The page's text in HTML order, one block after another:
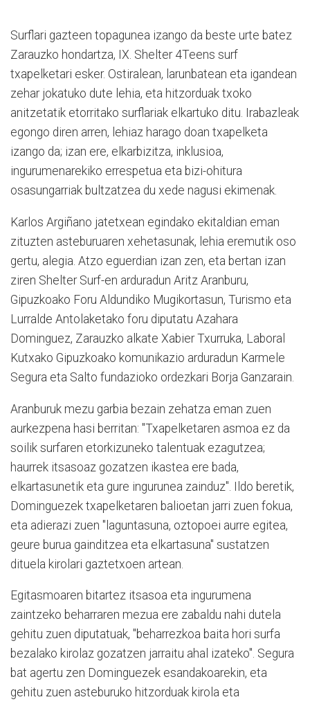
Surflari gazteen topagunea izango da beste urte batez
Zarauzko hondartza, IX. Shelter 4Teens surf
txapelketari esker. Ostiralean, larunbatean eta igandean
zehar jokatuko dute lehia, eta hitzorduak txoko
anitzetatik etorritako surflariak elkartuko ditu. Irabazleak
egongo diren arren, lehiaz harago doan txapelketa
izango da; izan ere, elkarbizitza, inklusioa,
ingurumenarekiko errespetua eta bizi-ohitura
osasungarriak bultzatzea du xede nagusi ekimenak.
Karlos Argiñano jatetxean egindako ekitaldian eman
zituzten asteburuaren xehetasunak, lehia eremutik oso
gertu, alegia. Atzo eguerdian izan zen, eta bertan izan
ziren Shelter Surf-en arduradun Aritz Aranburu,
Gipuzkoako Foru Aldundiko Mugikortasun, Turismo eta
Lurralde Antolaketako foru diputatu Azahara
Dominguez, Zarauzko alkate Xabier Txurruka, Laboral
Kutxako Gipuzkoako komunikazio arduradun Karmele
Segura eta Salto fundazioko ordezkari Borja Ganzarain.
Aranburuk mezu garbia bezain zehatza eman zuen
aurkezpena hasi berritan: "Txapelketaren asmoa ez da
soilik surfaren etorkizuneko talentuak ezagutzea;
haurrek itsasoaz gozatzen ikastea ere bada,
elkartasunetik eta gure ingurunea zainduz". Ildo beretik,
Dominguezek txapelketaren balioetan jarri zuen fokua,
eta adierazi zuen "laguntasuna, oztopoei aurre egitea,
geure burua gainditzea eta elkartasuna" sustatzen
dituela kirolari gaztetxoen artean.
Egitasmoaren bitartez itsasoa eta ingurumena
zaintzeko beharraren mezua ere zabaldu nahi dutela
gehitu zuen diputatuak, "beharrezkoa baita hori surfa
bezalako kirolaz gozatzen jarraitu ahal izateko". Segura
bat agertu zen Dominguezek esandakoarekin, eta
gehitu zuen asteburuko hitzorduak kirola eta